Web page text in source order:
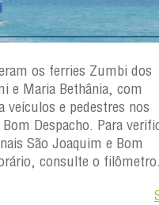
os ferries Zumbi dos
e Maria Bethânia, com
e pedestres nos
Despacho. Para
São Joaquim e Bom
consulte o